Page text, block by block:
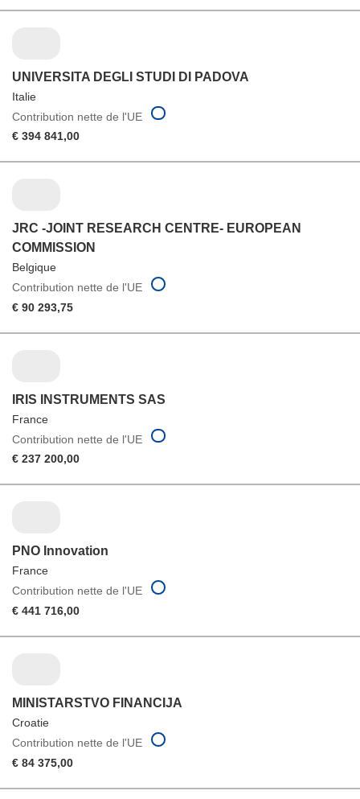
UNIVERSITA DEGLI STUDI DI PADOVA
Italie
Contribution nette de l'UE
€ 394 841,00
JRC -JOINT RESEARCH CENTRE- EUROPEAN
COMMISSION
Belgique
Contribution nette de l'UE
€ 90 293,75
IRIS INSTRUMENTS SAS
France
Contribution nette de l'UE
€ 237 200,00
PNO Innovation
France
Contribution nette de l'UE
€ 441 716,00
MINISTARSTVO FINANCIJA
Croatie
Contribution nette de l'UE
€ 84 375,00